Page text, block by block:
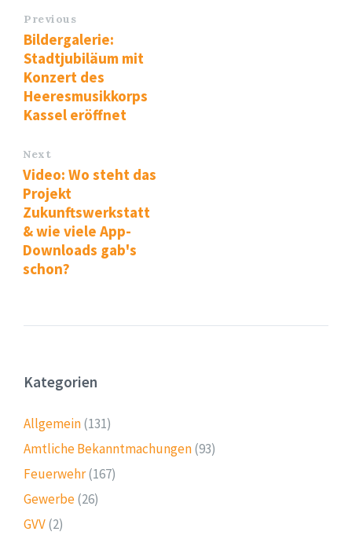
Previous
Bildergalerie:
Stadtjubiläum mit
Konzert des
Heeresmusikkorps
Kassel eröffnet
Next
Video: Wo steht das
Projekt
Zukunftswerkstatt
& wie viele App-
Downloads gab's
schon?
Kategorien
Allgemein(131)
Amtliche Bekanntmachungen(93)
Feuerwehr(167)
Gewerbe(26)
GVV(2)